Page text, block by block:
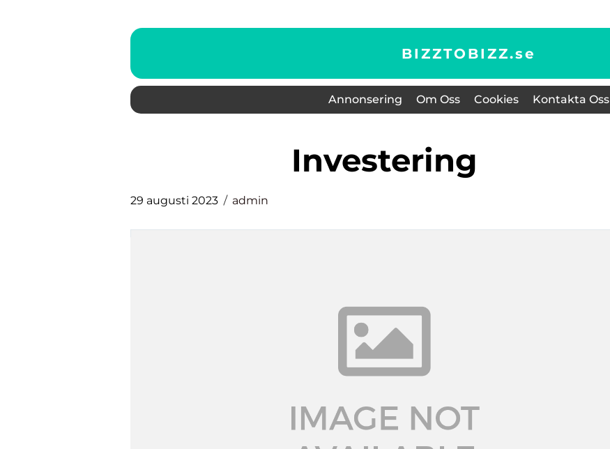
BIZZTOBIZZ.se
Annonsering Om Oss Cookies Kontakta Oss
investering
29 augusti 2023 admin